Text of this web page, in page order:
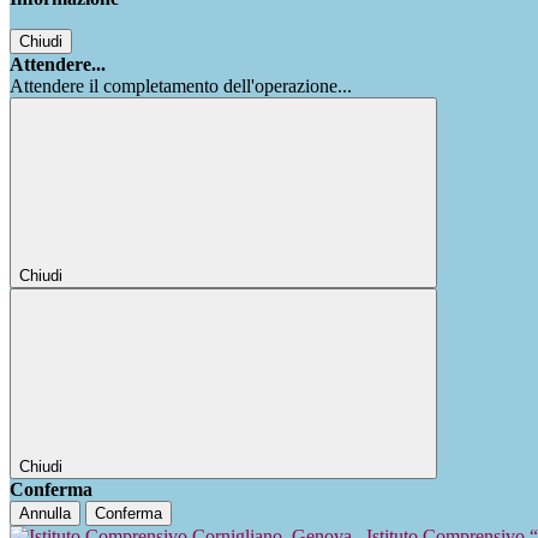
Chiudi
Attendere...
Attendere il completamento dell'operazione...
Chiudi
Chiudi
Conferma
Annulla Conferma